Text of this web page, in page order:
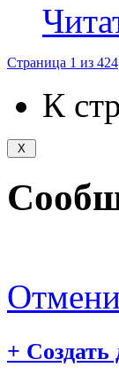
Страница 1 из 424
К
+ Создать